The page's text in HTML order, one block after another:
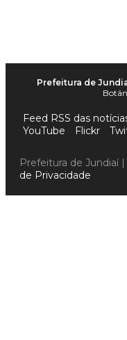
Prefeitura de
Feed RSS das
YouTube
Flickr
Prefeitura de Jundiaí
de Privacidade